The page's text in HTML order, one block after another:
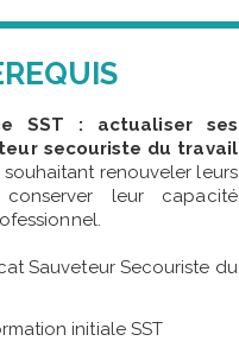
SST : actualiser ses
secouriste du travail
souhaitant renouveler leurs
leur capacité
Sauveteur Secouriste du
initiale SST